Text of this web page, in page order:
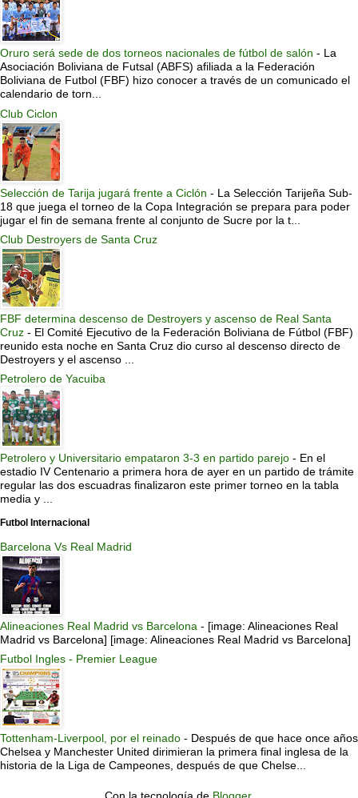
Oruro será sede de dos torneos nacionales de fútbol de salón - La
Asociación Boliviana de Futsal (ABFS) afiliada a la Federación
Boliviana de Futbol (FBF) hizo conocer a través de un comunicado el
calendario de torn...
Club Ciclon
Selección de Tarija jugará frente a Ciclón - La Selección Tarijeña Sub-
18 que juega el torneo de la Copa Integración se prepara para poder
jugar el fin de semana frente al conjunto de Sucre por la t...
Club Destroyers de Santa Cruz
FBF determina descenso de Destroyers y ascenso de Real Santa
Cruz - El Comité Ejecutivo de la Federación Boliviana de Fútbol (FBF)
reunido esta noche en Santa Cruz dio curso al descenso directo de
Destroyers y el ascenso ...
Petrolero de Yacuiba
Petrolero y Universitario empataron 3-3 en partido parejo - En el
estadio IV Centenario a primera hora de ayer en un partido de trámite
regular las dos escuadras finalizaron este primer torneo en la tabla
media y ...
Futbol Internacional
Barcelona Vs Real Madrid
Alineaciones Real Madrid vs Barcelona - [image: Alineaciones Real
Madrid vs Barcelona] [image: Alineaciones Real Madrid vs Barcelona]
Futbol Ingles - Premier League
Tottenham-Liverpool, por el reinado - Después de que hace once años
Chelsea y Manchester United dirimieran la primera final inglesa de la
historia de la Liga de Campeones, después de que Chelse...